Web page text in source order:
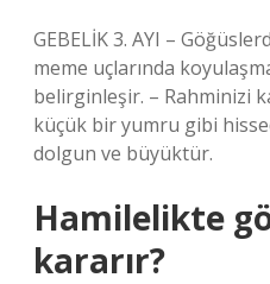
GEBELİK 3. AYI –
meme uçlarında
belirginleşir. – Rahminizi
küçük bir yumru gibi
dolgun ve büyüktür.
Hamilelikte
kararır?